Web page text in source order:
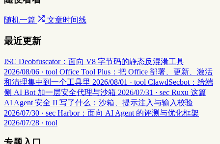
随机一篇 文章时间线
最近更新
JSC Deobfuscator：面向 V8 字节码的静态反混淆工具
2026/08/06 · tool Office Tool Plus：把 Office 部署、更新、激活
和清理集中到一个工具里 2026/08/01 · tool ClawdSecbot：给端
侧 AI Bot 加一层安全代理与沙箱 2026/07/31 · sec Ruxu 这篇
AI Agent 安全 II 写了什么：沙箱、提示注入与输入校验
2026/07/30 · sec Harbor：面向 AI Agent 的评测与优化框架
2026/07/28 · tool